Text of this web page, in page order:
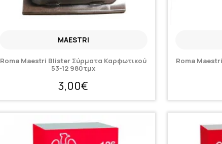
MAESTRI
Roma Maestri Blister Σύρματα Καρφωτικού
53-12 980τμχ
3,00€
Roma